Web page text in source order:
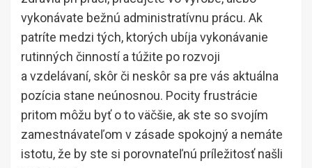
vykonávate bežnú administratívnu prácu. Ak
patríte medzi tých, ktorých ubíja vykonávanie
rutinných činností a túžite po rozvoji
a vzdelávaní, skôr či neskôr sa pre vás aktuálna
pozícia stane neúnosnou. Pocity frustrácie
pritom môžu byť o to väčšie, ak ste so svojím
zamestnávateľom v zásade spokojný a nemáte
istotu, že by ste si porovnateľnú príležitosť našli